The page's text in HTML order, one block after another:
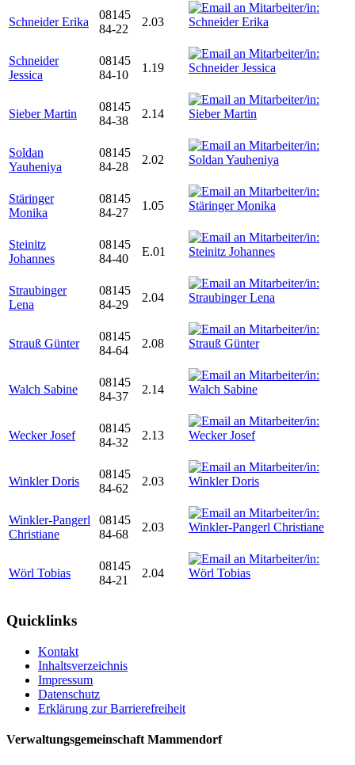
Schneider Erika
08145
84-22
2.03
Schneider
Jessica
08145
84-10
1.19
Sieber Martin
08145
84-38
2.14
Soldan
Yauheniya
08145
84-28
2.02
Stäringer
Monika
08145
84-27
1.05
Steinitz
Johannes
08145
84-40
E.01
Straubinger
Lena
08145
84-29
2.04
Strauß Günter
08145
84-64
2.08
Walch Sabine
08145
84-37
2.14
Wecker Josef
08145
84-32
2.13
Winkler Doris
08145
84-62
2.03
Winkler-Pangerl
Christiane
08145
84-68
2.03
Wörl Tobias
08145
84-21
2.04
Quicklinks
Kontakt
Inhaltsverzeichnis
Impressum
Datenschutz
Erklärung zur Barrierefreiheit
Verwaltungsgemeinschaft Mammendorf